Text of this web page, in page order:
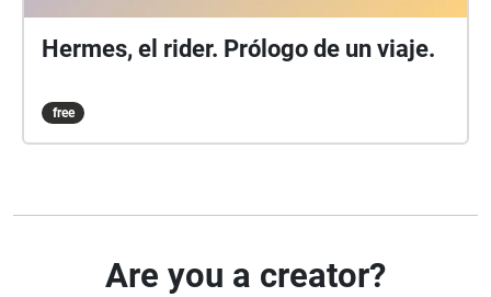
Hermes, el rider. Prólogo de un viaje.
free
Are you a creator?